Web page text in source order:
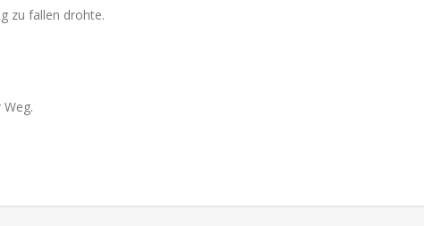
zu fallen drohte.